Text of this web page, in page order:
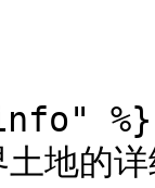
%}
土地